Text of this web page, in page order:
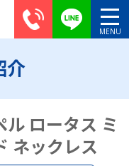
介
ロータス ミ
ネックレス